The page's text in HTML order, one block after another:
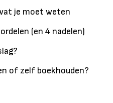
je moet weten
(en 4 nadelen)
of zelf boekhouden?